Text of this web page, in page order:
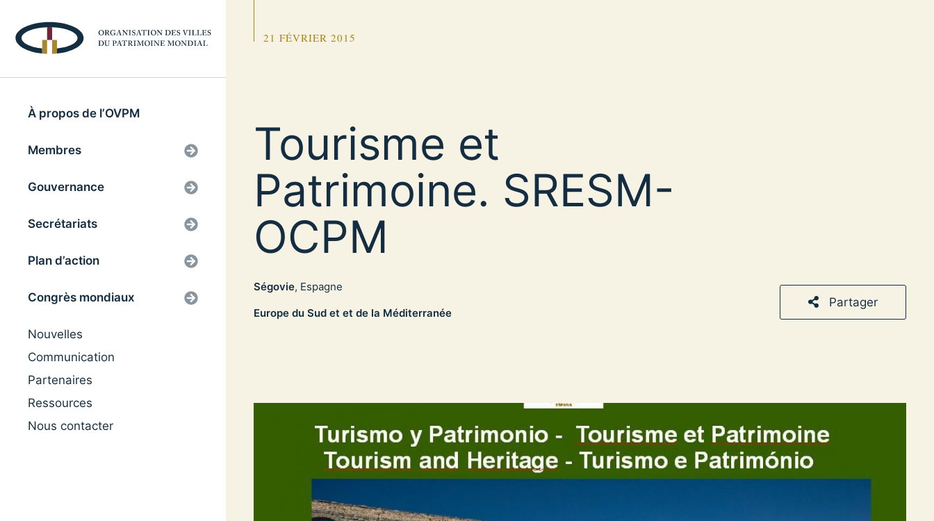
À propos de l’OVPM
Membres
Gouvernance
Secrétariats
Plan d’action
Congrès mondiaux
Nouvelles
Communication
Partenaires
Ressources
Nous contacter
21 FÉVRIER 2015
Tourisme et
Patrimoine. SRESM-
OCPM
Ségovie, Espagne
Europe du Sud et et de la Méditerranée
Partager